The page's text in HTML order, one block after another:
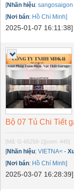
[Nhãn hiệu: sangosaigon
[Nơi bán: Hồ Chí Minh]
2025-01-07 16:11:38]
Bộ 07 Tủ Chi Tiết
[Mã: G-65258-1] [xem: 445]
[Nhãn hiệu: VIETNA< -
[Nơi bán: Hồ Chí Minh]
2025-03-07 16:28:39]